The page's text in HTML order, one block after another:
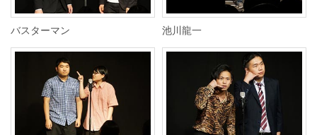
バスターマン 池川龍一